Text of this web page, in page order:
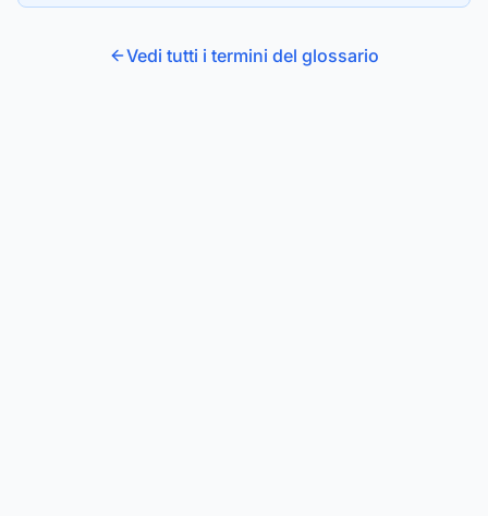
Vedi tutti i termini del glossario